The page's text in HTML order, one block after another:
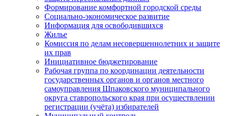
Формирование комфортной городской среды
Социально-экономическое развитие
Информация для освободившихся
Жилье
Комиссия по делам несовершеннолетних и защите
их прав
Инициативное бюджетирование
Рабочая группа по координации деятельности
государственных органов и органов местного
самоуправления Шпаковского муниципального
округа ставропольского края при осуществлении
регистрации (учёта) избирателей